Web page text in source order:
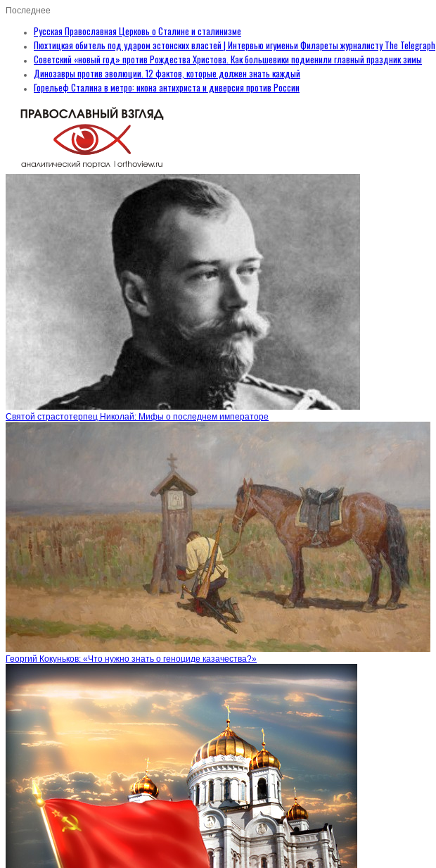
Последнее
Русская Православная Церковь о Сталине и сталинизме
Пюхтицкая обитель под ударом эстонских властей | Интервью игуменьи Филареты журналисту The Telegraph
Советский «новый год» против Рождества Христова. Как большевики подменили главный праздник зимы
Динозавры против эволюции. 12 фактов, которые должен знать каждый
Горельеф Сталина в метро: икона антихриста и диверсия против России
Святой страстотерпец Николай: Мифы о последнем императоре
Георгий Кокуньков: «Что нужно знать о геноциде казачества?»